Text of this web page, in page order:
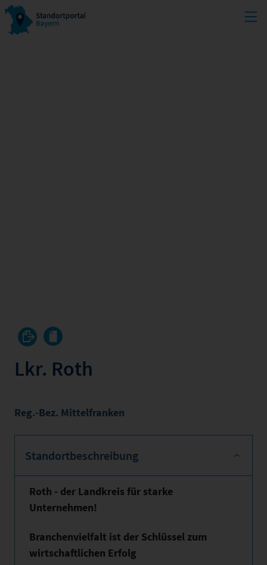
Lkr. Roth
Reg.-Bez. Mittelfranken
Standortbeschreibung
Roth - der Landkreis für starke
Unternehmen!
Branchenvielfalt ist der Schlüssel zum
wirtschaftlichen Erfolg